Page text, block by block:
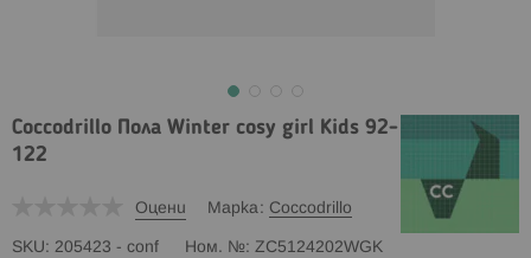
Coccodrillo Пола Winter cosy girl Kids 92-
122
Оцени Марка Coccodrillo
SKU 205423 - conf Ном. № ZC5124202WGK